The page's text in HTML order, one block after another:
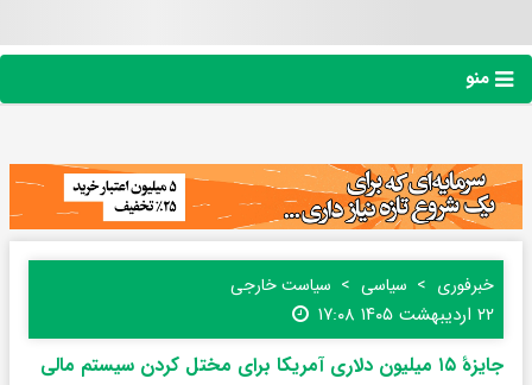
منو
خبرفوری سیاسی سیاست خارجی
۲۲ اردیبهشت ۱۴۰۵ ۱۷:۰۸
جایزهٔ ۱۵ میلیون دلاری آمریکا برای مختل کردن سیستم مالی